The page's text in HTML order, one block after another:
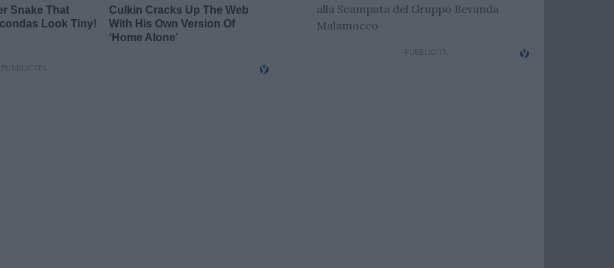
alla Scampata del Gruppo Bevanda
Malamocco